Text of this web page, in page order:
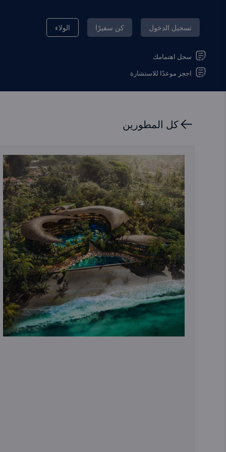
تسجيل الدخول كن سفيرًا الولاء
سجل اهتمامك
احجز موعدًا للاستشارة
كل المطورين